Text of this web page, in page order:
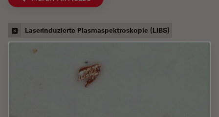
Laserinduzierte Plasmaspektroskopie (LIBS)